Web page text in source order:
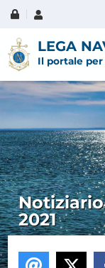
LEGA
Il portale per
Notiziario
2021